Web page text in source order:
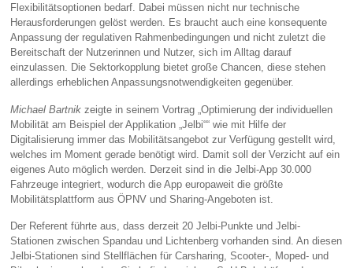
Flexibilitätsoptionen bedarf. Dabei müssen nicht nur technische
Herausforderungen gelöst werden. Es braucht auch eine konsequente
Anpassung der regulativen Rahmenbedingungen und nicht zuletzt die
Bereitschaft der Nutzerinnen und Nutzer, sich im Alltag darauf
einzulassen. Die Sektorkopplung bietet große Chancen, diese stehen
allerdings erheblichen Anpassungsnotwendigkeiten gegenüber.
Michael Bartnikzeigte in seinem Vortrag „Optimierung der individuellen
Mobilität am Beispiel der Applikation „Jelbi““ wie mit Hilfe der
Digitalisierung immer das Mobilitätsangebot zur Verfügung gestellt wird,
welches im Moment gerade benötigt wird. Damit soll der Verzicht auf ein
eigenes Auto möglich werden. Derzeit sind in die Jelbi-App 30.000
Fahrzeuge integriert, wodurch die App europaweit die größte
Mobilitätsplattform aus ÖPNV und Sharing-Angeboten ist.
Der Referent führte aus, dass derzeit 20 Jelbi-Punkte und Jelbi-
Stationen zwischen Spandau und Lichtenberg vorhanden sind. An diesen
Jelbi-Stationen sind Stellflächen für Carsharing, Scooter-, Moped- und